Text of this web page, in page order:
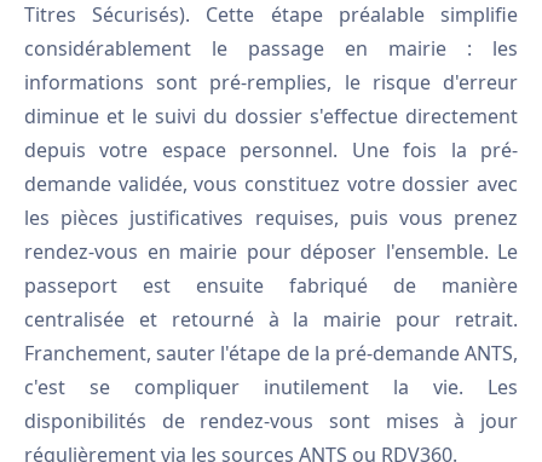
Titres Sécurisés). Cette étape préalable simplifie
considérablement le passage en mairie : les
informations sont pré-remplies, le risque d'erreur
diminue et le suivi du dossier s'effectue directement
depuis votre espace personnel. Une fois la pré-
demande validée, vous constituez votre dossier avec
les pièces justificatives requises, puis vous prenez
rendez-vous en mairie pour déposer l'ensemble. Le
passeport est ensuite fabriqué de manière
centralisée et retourné à la mairie pour retrait.
Franchement, sauter l'étape de la pré-demande ANTS,
c'est se compliquer inutilement la vie. Les
disponibilités de rendez-vous sont mises à jour
régulièrement via les sources ANTS ou RDV360.